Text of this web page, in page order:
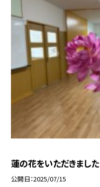
蓮の花をいただきました
公開日 2025/07/15